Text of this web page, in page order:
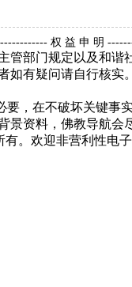
权 益 申 明
管部门规定以及和谐
有疑问请自行核
，在不破坏关键
资料，佛教导航会
。欢迎非营利性电